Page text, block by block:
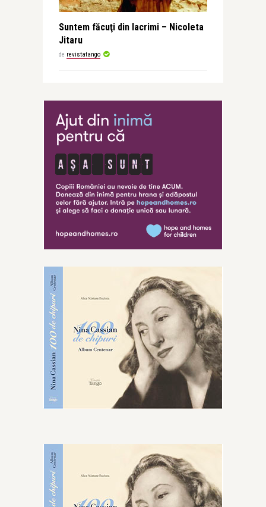
Suntem făcuţi din lacrimi – Nicoleta
Jitaru
de revistatango